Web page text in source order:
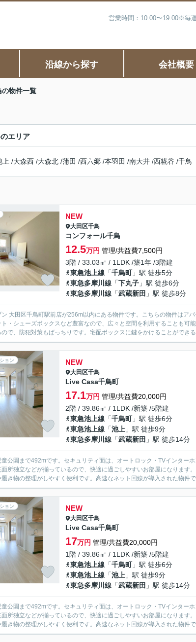
営業時間：10:00〜19:00※毎
沿線から探す 会社概要
の物件一覧
エリア
上 /大森西 /大森北 /蒲田 /西六郷 /本羽田 /南大井 /西糀谷 /千鳥
NEW
大田区千鳥
コンフォール千鳥
12.5万円 管理/共益費7,500円
3階 / 33.03㎡ / 1LDK /築1年 /3階建
東急池上線 「千鳥町」駅 徒歩5分
東急多摩川線 「下丸子 」駅 徒歩6分
東急多摩川線 「武蔵新田 」駅 徒歩8分
ン 大田区千鳥町駅前店が256m以内にある物件です。こちらの物件はア
ト・シューズボックスなど豊富なので、広々と空間を利用することも可
ので、防犯対策もばっちりです。宅配ボックスに鍵をかけることができ
ョン NEW
大田区千鳥
Live Casa千鳥町
17.1万円 管理/共益費20,000円
2階 / 39.86㎡ / 1LDK /新築 /5階建
東急池上線 「千鳥町」駅 徒歩6分
東急池上線 「池上 」駅 徒歩9分
東急多摩川線 「武蔵新田 」駅 徒歩14分
公園まで492mです。セキュリティ面は、オートロック・TVインター
所独立などが揃っているので、快適に過ごしやすいお部屋になります
き物の整理がしやすく便利です。高速なネット回線が導入された物件
ョン NEW
大田区千鳥
Live Casa千鳥町
17万円 管理/共益費20,000円
1階 / 39.86㎡ / 1LDK /新築 /5階建
東急池上線 「千鳥町」駅 徒歩6分
東急池上線 「池上 」駅 徒歩9分
東急多摩川線 「武蔵新田 」駅 徒歩14分
公園まで492mです。セキュリティ面は、オートロック・TVインター
所独立などが揃っているので、快適に過ごしやすいお部屋になります
き物の整理がしやすく便利です。高速なネット回線が導入された物件